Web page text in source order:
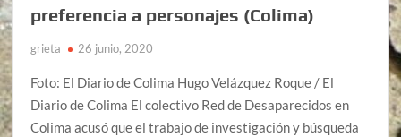
preferencia a personajes (Colima)
grieta 26 junio, 2020
Foto: El Diario de Colima Hugo Velázquez Roque / El
Diario de Colima El colectivo Red de Desaparecidos en
Colima acusó que el trabajo de investigación y búsqueda